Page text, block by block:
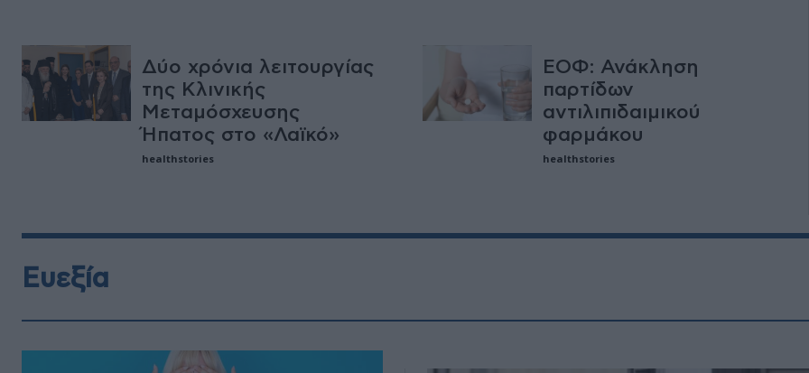
Δύο χρόνια λειτουργίας
της Κλινικής
Μεταμόσχευσης
Ήπατος στο «Λαϊκό»
healthstories
ΕΟΦ: Ανάκληση
παρτίδων
αντιλιπιδαιμικού
φαρμάκου
healthstories
Ευεξία